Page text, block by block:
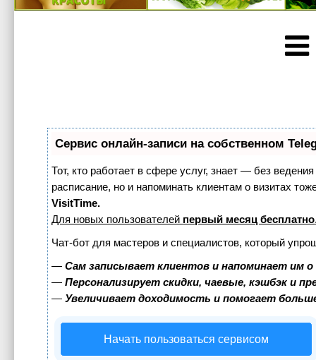
Сервис онлайн-записи на собственном
Тот, кто работает в сфере услуг, знает — без
расписание, но и напоминать клиентам о визитах
VisitTime.
Для новых пользователей первый месяц бесплатно
Чат-бот для мастеров и специалистов, который
—Сам записывает клиентов и напоминает им
—Персонализирует скидки, чаевые, кэшбэк и
—Увеличивает доходимость и помогает
Начать пользоваться сервисом